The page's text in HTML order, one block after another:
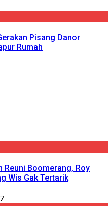
Pisang Danor
Rumah
Reuni Boomerang, Roy
Wis Gak Tertarik